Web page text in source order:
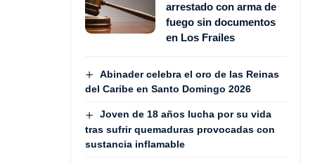
arrestado con arma de
fuego sin documentos
en Los Frailes
Abinader celebra el oro de las Reinas
del Caribe en Santo Domingo 2026
Joven de 18 años lucha por su vida
tras sufrir quemaduras provocadas con
sustancia inflamable